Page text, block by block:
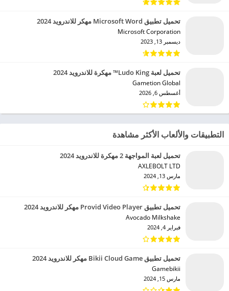
تحميل تطبيق Microsoft Word مهكر للاندرويد 2024
Microsoft Corporation‏
ديسمبر 13, 2023
تحميل لعبة Ludo King™ مهكرة للاندرويد 2024
Gametion Global‏
أغسطس 6, 2026
التطبيقات والألعاب الأكثر مشاهدة
تحميل لعبة المواجهة 2 مهكرة للاندرويد 2024
AXLEBOLT LTD‏
مارس 13, 2024
تحميل تطبيق Provid Video Player مهكر للاندرويد 2024
Avocado Milkshake‏
فبراير 4, 2024
تحميل تطبيق Bikii Cloud Game مهكر للاندرويد 2024
Gamebikii‏
مارس 15, 2024